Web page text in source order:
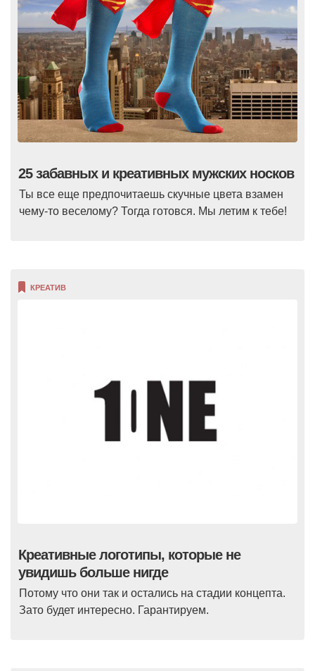
25 забавных и креативных мужских носков
Ты все еще предпочитаешь скучные цвета взамен
чему-то веселому? Тогда готовся. Мы летим к тебе!
КРЕАТИВ
Креативные логотипы, которые не
увидишь больше нигде
Потому что они так и остались на стадии концепта.
Зато будет интересно. Гарантируем.